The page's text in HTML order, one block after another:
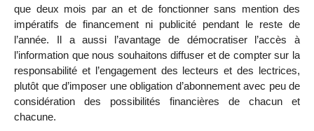
que deux mois par an et de fonctionner sans mention des
impératifs de financement ni publicité pendant le reste de
l’année. Il a aussi l’avantage de démocratiser l’accès à
l’information que nous souhaitons diffuser et de compter sur la
responsabilité et l’engagement des lecteurs et des lectrices,
plutôt que d’imposer une obligation d’abonnement avec peu de
considération des possibilités financières de chacun et
chacune.